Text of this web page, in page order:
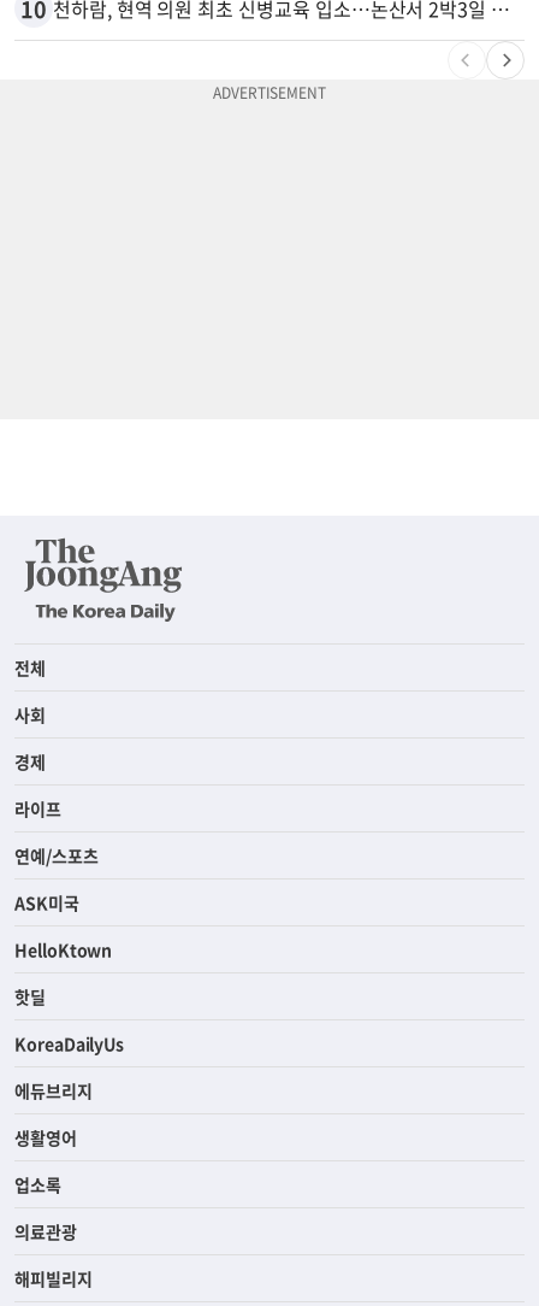
10 천하람, 현역 의원 최초 신병교육 입소…논산서 2박3일 생활
전체
사회
경제
라이프
연예/스포츠
ASK미국
HelloKtown
핫딜
KoreaDailyUs
에듀브리지
생활영어
업소록
의료관광
해피빌리지